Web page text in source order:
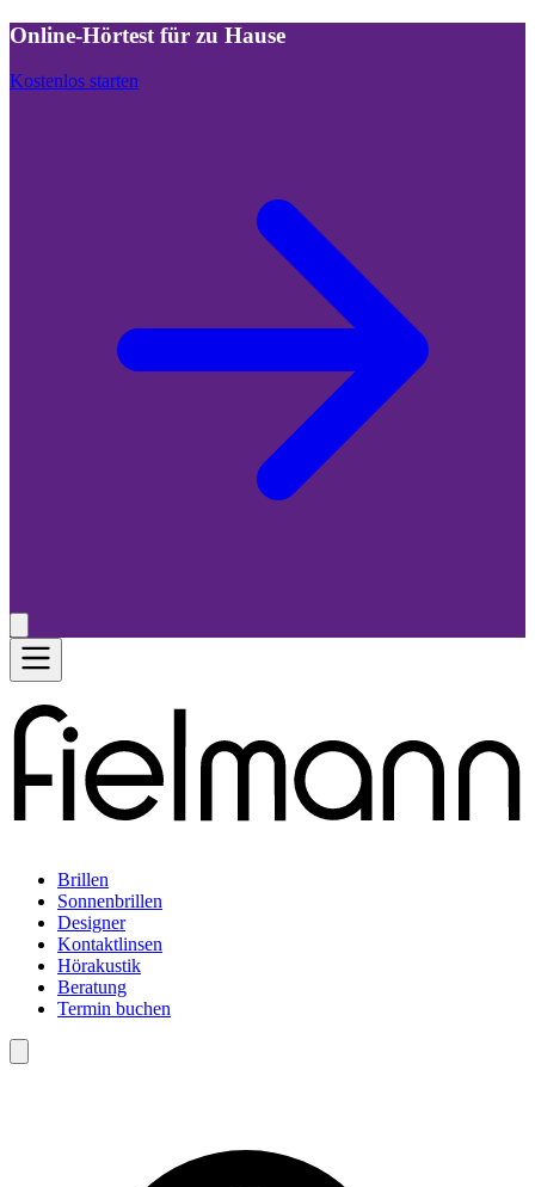
Online-Hörtest für zu Hause
Kostenlos starten
Brillen
Sonnenbrillen
Designer
Kontaktlinsen
Hörakustik
Beratung
Termin buchen